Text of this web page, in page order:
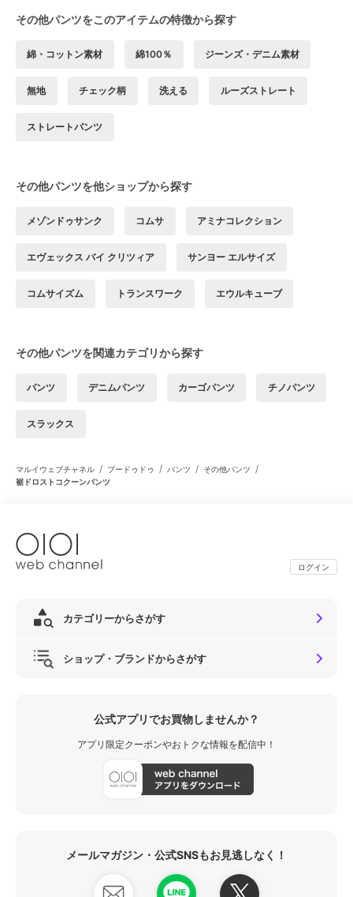
その他パンツをこのアイテムの特徴から探す
綿・コットン素材 綿100％ ジーンズ・デニム素材
無地 チェック柄 洗える ルーズストレート
ストレートパンツ
その他パンツを他ショップから探す
メゾンドゥサンク コムサ アミナコレクション
エヴェックス バイ クリツィア サンヨー エルサイズ
コムサイズム トランスワーク エウルキューブ
その他パンツを関連カテゴリから探す
パンツ デニムパンツ カーゴパンツ チノパンツ
スラックス
マルイウェブチャネル / プードゥドゥ / パンツ / その他パンツ /
裾ドロストコクーンパンツ
ログイン
カテゴリーからさがす
ショップ・ブランドからさがす
公式アプリでお買物しませんか？
アプリ限定クーポンやおトクな情報を配信中！
メールマガジン・公式SNSもお見逃しなく！